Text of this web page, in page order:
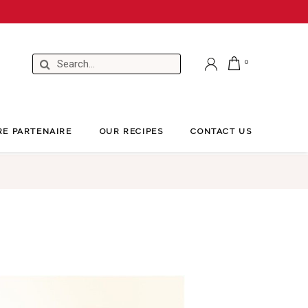
PARTENAIRE OUR RECIPES CONTACT US